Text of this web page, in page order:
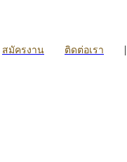
สมัครงาน ติดต่อเรา |